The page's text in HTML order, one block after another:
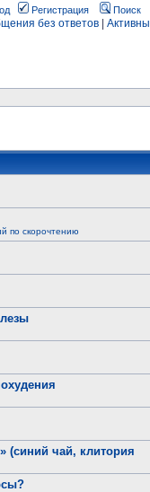
Регистрация Поиск
без ответов
по скорочтению
(синий чай, клитория